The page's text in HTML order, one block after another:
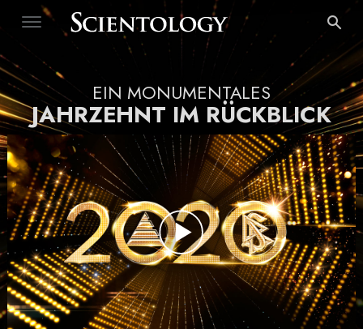
EIN MONUMENTALES
JAHRZEHNT IM RÜCKBLICK
Play
Video